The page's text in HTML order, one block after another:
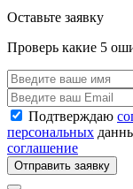
Оставьте заявку
Проверь какие 5
Подтверждаю
персональных
соглашение
Отправить заявку